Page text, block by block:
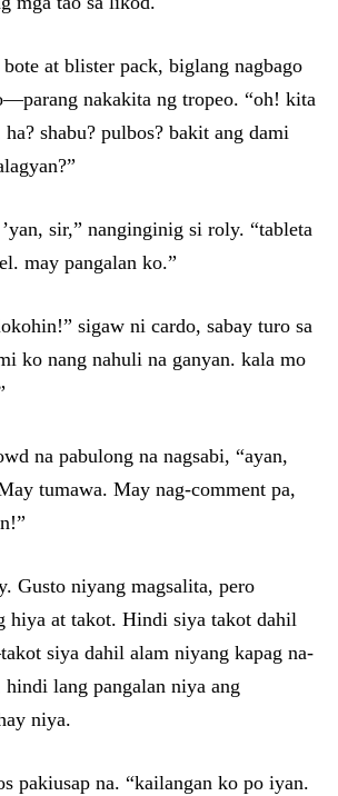
bote at blister pack, biglang nagbago
nakakita ng tropeo. “oh! kita
ha? shabu? pulbos? bakit ang dami
sir,” nanginginig si roly. “tableta
may pangalan ko.”
sigaw ni cardo, sabay turo sa
ko nang nahuli na ganyan. kala mo
na pabulong na nagsabi, “ayan,
tumawa. May nag-comment pa,
Gusto niyang magsalita, pero
hiya at takot. Hindi siya takot dahil
siya dahil alam niyang kapag na-
hindi lang pangalan niya ang
niya.
pakiusap na. “kailangan ko po iyan.